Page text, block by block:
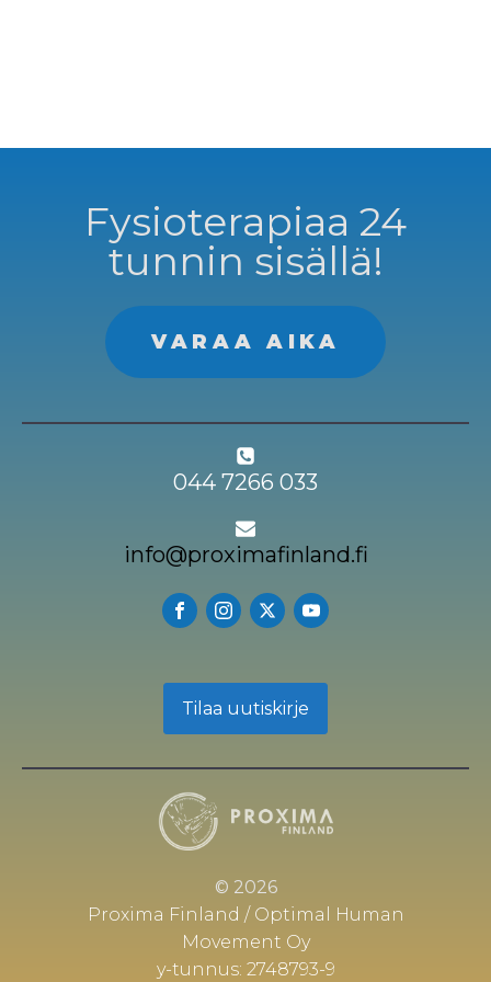
Fysioterapiaa 24
tunnin sisällä!
VARAA AIKA
044 7266 033
info@proximafinland.fi
Tilaa uutiskirje
© 2026
Proxima Finland / Optimal Human
Movement Oy
y-tunnus: 2748793-9